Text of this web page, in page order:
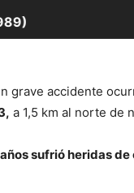
grave accidente
a 1,5 km al norte de
sufrió heridas